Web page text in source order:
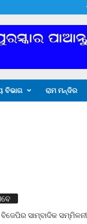
ବିଭାଗ ରାମ ମନ୍ଦିର
ସାମ୍ବାଦିକ ସମ୍ମିଳନୀ